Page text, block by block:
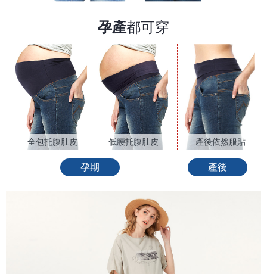
孕產都可穿
全包托腹肚皮 低腰托腹肚皮
孕期
產後依然服貼
產後